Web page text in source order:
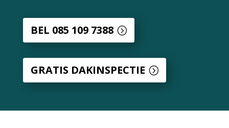
BEL 085 109 7388
GRATIS DAKINSPECTIE